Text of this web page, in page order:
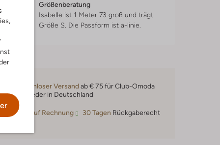
Größenberatung
Isabelle ist 1 Meter 73 groß und trägt
Größe S. Die Passform ista-linie.
Kostenloser Versandab € 75 für Club-Omoda
Mitglieder in Deutschland
Kauf auf Rechnung 30 Tagen Rückgaberecht